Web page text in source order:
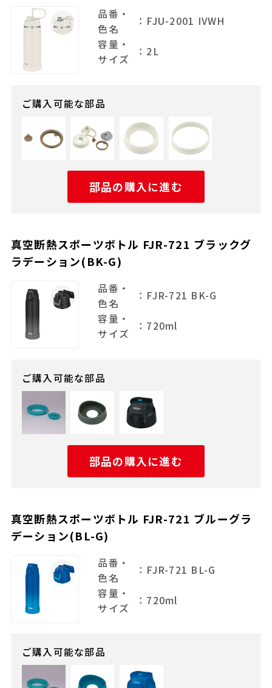
品番・
色名
：FJU-2001 IVWH
容量・
サイズ
：2L
ご購入可能な部品
部品の購入に進む
真空断熱スポーツボトル FJR-721 ブラックグ
ラデーション(BK-G)
品番・
色名
：FJR-721 BK-G
容量・
サイズ
：720ml
ご購入可能な部品
部品の購入に進む
真空断熱スポーツボトル FJR-721 ブルーグラ
デーション(BL-G)
品番・
色名
：FJR-721 BL-G
容量・
サイズ
：720ml
ご購入可能な部品